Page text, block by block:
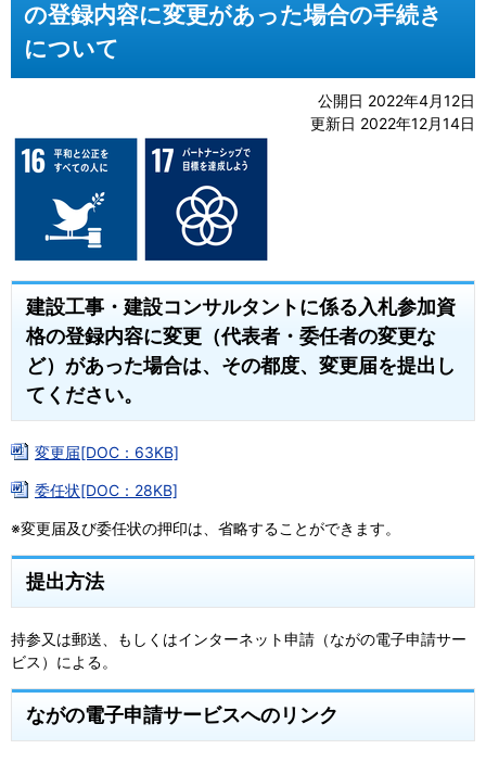
の登録内容に変更があった場合の手続き
について
公開日 2022年4月12日
更新日 2022年12月14日
建設工事・建設コンサルタントに係る入札参加資
格の登録内容に変更（代表者・委任者の変更な
ど）があった場合は、その都度、変更届を提出し
てください。
変更届[DOC：63KB]
委任状[DOC：28KB]
※変更届及び委任状の押印は、省略することができます。
提出方法
持参又は郵送、もしくはインターネット申請（ながの電子申請サー
ビス）による。
ながの電子申請サービスへのリンク